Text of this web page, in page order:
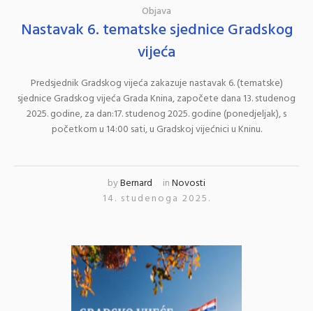
Objava
Nastavak 6. tematske sjednice Gradskog
vijeća
Predsjednik Gradskog vijeća zakazuje nastavak 6. (tematske)
sjednice Gradskog vijeća Grada Knina, započete dana 13. studenog
2025. godine, za dan:17. studenog 2025. godine (ponedjeljak), s
početkom u 14:00 sati, u Gradskoj vijećnici u Kninu.
byBernard inNovosti
14. studenoga 2025.